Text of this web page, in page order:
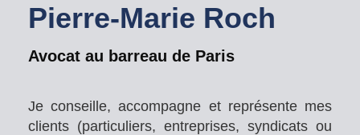
Pierre-Marie Roch
Avocat au barreau de Paris
Je conseille, accompagne et représente mes
clients (particuliers, entreprises, syndicats ou